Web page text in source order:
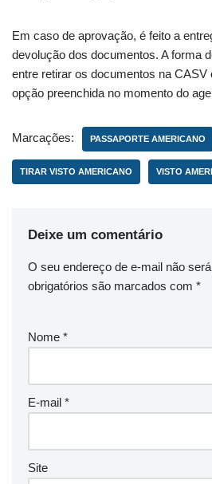
Em caso de aprovação, é feito a
devolução dos documentos. A forma
entre retirar os documentos na
opção preenchida no momento do
Marcações: PASSAPORTE AMERICANO
TIRAR VISTO AMERICANO VISTO
Deixe um comentário
O seu endereço de e-mail não
obrigatórios são marcados com *
Nome *
E-mail *
Site